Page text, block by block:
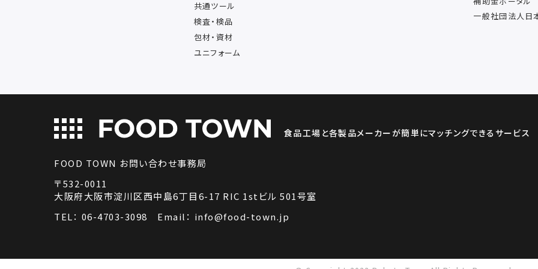
共通ツール
検査・検品
包材・資材
ユニフォーム
一般社団法人日
食品工場と各製品メーカーが簡単にマッチングできるサービス
FOOD TOWN お問い合わせ事務局
〒532-0011
大阪府大阪市淀川区西中島6丁目6-17 RIC 1stビル 501号室
TEL： 06-4703-3098 Email： info@food-town.jp